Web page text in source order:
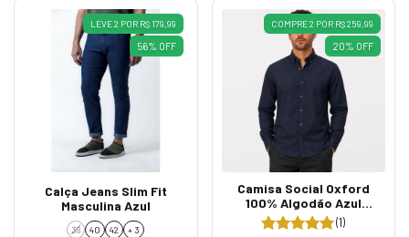
LEVE 2 POR R$ 179,99
56% OFF
Calça Jeans Slim Fit
Masculina Azul
38 40 42 + 3
COMPRE 2 POR R$ 259,99
20% OFF
Camisa Social Oxford
100% Algodão Azul
Marinho (1)